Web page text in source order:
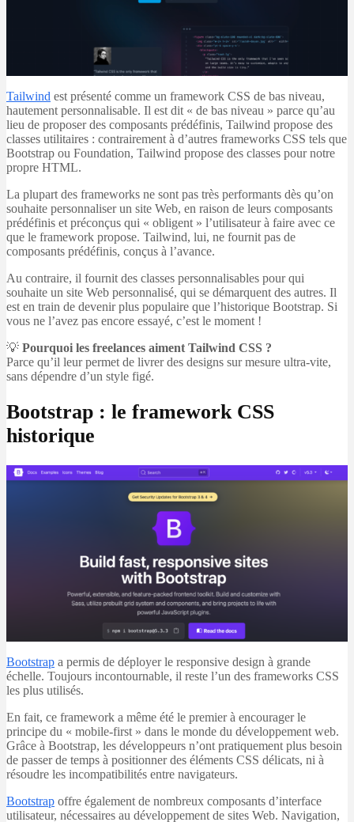
Tailwind est présenté comme un framework CSS de bas niveau,
hautement personnalisable. Il est dit « de bas niveau » parce qu’au
lieu de proposer des composants prédéfinis, Tailwind propose des
classes utilitaires : contrairement à d’autres frameworks CSS tels que
Bootstrap ou Foundation, Tailwind propose des classes pour notre
propre HTML.
La plupart des frameworks ne sont pas très performants dès qu’on
souhaite personnaliser un site Web, en raison de leurs composants
prédéfinis et préconçus qui « obligent » l’utilisateur à faire avec ce
que le framework propose. Tailwind, lui, ne fournit pas de
composants prédéfinis, conçus à l’avance.
Au contraire, il fournit des classes personnalisables pour qui
souhaite un site Web personnalisé, qui se démarquent des autres. Il
est en train de devenir plus populaire que l’historique Bootstrap. Si
vous ne l’avez pas encore essayé, c’est le moment !
💡 Pourquoi les freelances aiment Tailwind CSS ?
Parce qu’il leur permet de livrer des designs sur mesure ultra-vite,
sans dépendre d’un style figé.
Bootstrap : le framework CSS
historique
Bootstrap a permis de déployer le responsive design à grande
échelle. Toujours incontournable, il reste l’un des frameworks CSS
les plus utilisés.
En fait, ce framework a même été le premier à encourager le
principe du « mobile-first » dans le monde du développement web.
Grâce à Bootstrap, les développeurs n’ont pratiquement plus besoin
de passer de temps à positionner des éléments CSS délicats, ni à
résoudre les incompatibilités entre navigateurs.
Bootstrap offre également de nombreux composants d’interface
utilisateur, nécessaires au développement de sites Web. Navigation,